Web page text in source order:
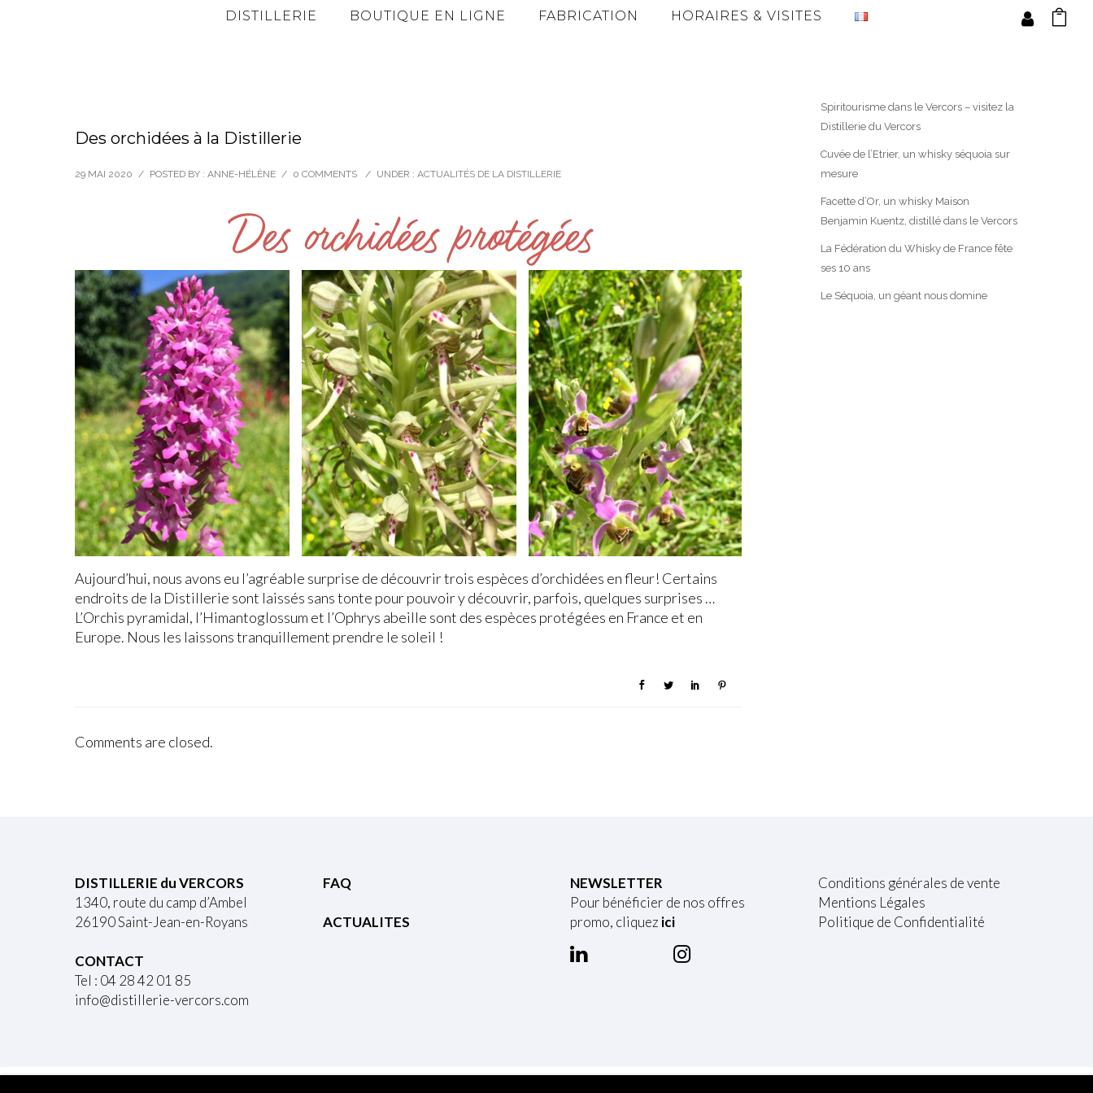
DISTILLERIE BOUTIQUE EN LIGNE FABRICATION HORAIRES & VISITES
Des orchidées à la Distillerie
29 MAI 2020 / POSTED BY : ANNE-HÉLÈNE / 0 COMMENTS / UNDER : ACTUALITÉS DE LA DISTILLERIE
Des orchidées protégées
ORCHIS PYRAMIDAL ORCHIDÉE HIMANTOGLOSSUM ORCHIDÉE OPHRYS ABEILLE
Aujourd’hui, nous avons eu l’agréable surprise de découvrir trois espèces d’orchidées en fleur! Certains
endroits de la Distillerie sont laissés sans tonte pour pouvoir y découvrir, parfois, quelques surprises …
L’Orchis pyramidal, l’Himantoglossum et l’Ophrys abeille sont des espèces protégées en France et en
Europe. Nous les laissons tranquillement prendre le soleil !
Comments are closed.
Spiritourisme dans le Vercors – visitez la
Distillerie du Vercors
Cuvée de l’Etrier, un whisky séquoia sur
mesure
Facette d’Or, un whisky Maison
Benjamin Kuentz, distillé dans le Vercors
La Fédération du Whisky de France fête
ses 10 ans
Le Séquoia, un géant nous domine
DISTILLERIE du VERCORS
1340, route du camp d’Ambel
26190 Saint-Jean-en-Royans
CONTACT
Tel : 04 28 42 01 85
info@distillerie-vercors.com
FAQ
ACTUALITES
NEWSLETTER
Pour bénéficier de nos offres
promo, cliquez ici
Conditions générales de vente
Mentions Légales
Politique de Confidentialité